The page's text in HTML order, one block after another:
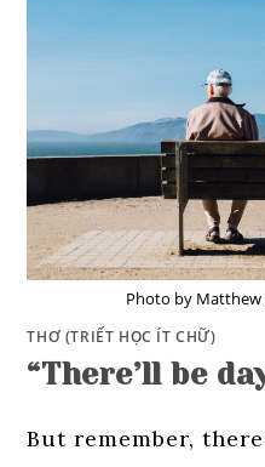
Photo by Matthew
THƠ (TRIẾT HỌC ÍT CHỮ)
“There’ll be
But remember,